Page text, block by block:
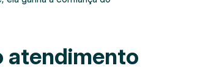
atendimento